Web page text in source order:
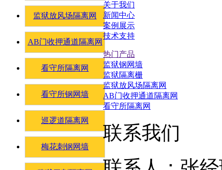
监狱放风场隔离网
AB门收押通道隔离网
看守所隔离网
看守所钢网墙
巡逻道隔离网
梅花刺钢网墙
关于我们
新闻中心
案例展示
技术支持
热门产品
监狱钢网墙
监狱隔离栅
监狱放风场隔离网
AB门收押通道隔离网
看守所隔离网
联系我们